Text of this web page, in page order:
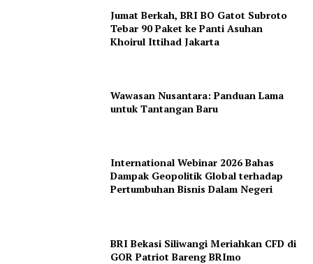
Jumat Berkah, BRI BO Gatot Subroto
Tebar 90 Paket ke Panti Asuhan
Khoirul Ittihad Jakarta
Wawasan Nusantara: Panduan Lama
untuk Tantangan Baru
International Webinar 2026 Bahas
Dampak Geopolitik Global terhadap
Pertumbuhan Bisnis Dalam Negeri
BRI Bekasi Siliwangi Meriahkan CFD di
GOR Patriot Bareng BRImo